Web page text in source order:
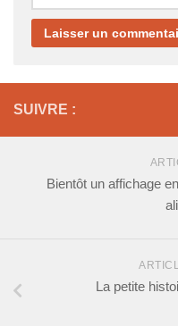
SUIVRE :
Bientôt un affichage
La petite